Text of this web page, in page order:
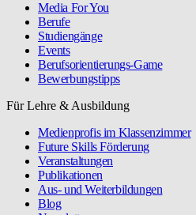
Media For You
Berufe
Studiengänge
Events
Berufsorientierungs-Game
Bewerbungstipps
Für Lehre & Ausbildung
Medienprofis im Klassenzimmer
Future Skills Förderung
Veranstaltungen
Publikationen
Aus- und Weiterbildungen
Blog